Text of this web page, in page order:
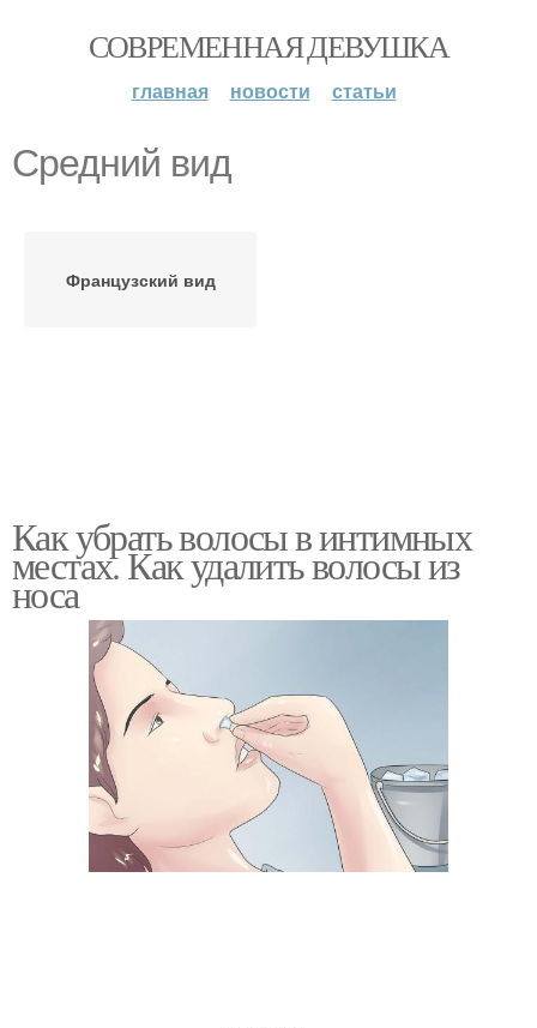
СОВРЕМЕННАЯ ДЕВУШКА
главная новости статьи
Средний вид
Французский вид
Как убрать волосы в интимных
местах. Как удалить волосы из
носа